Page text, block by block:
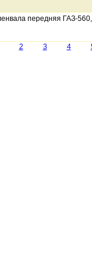
передняя ГАЗ-
2 3 4